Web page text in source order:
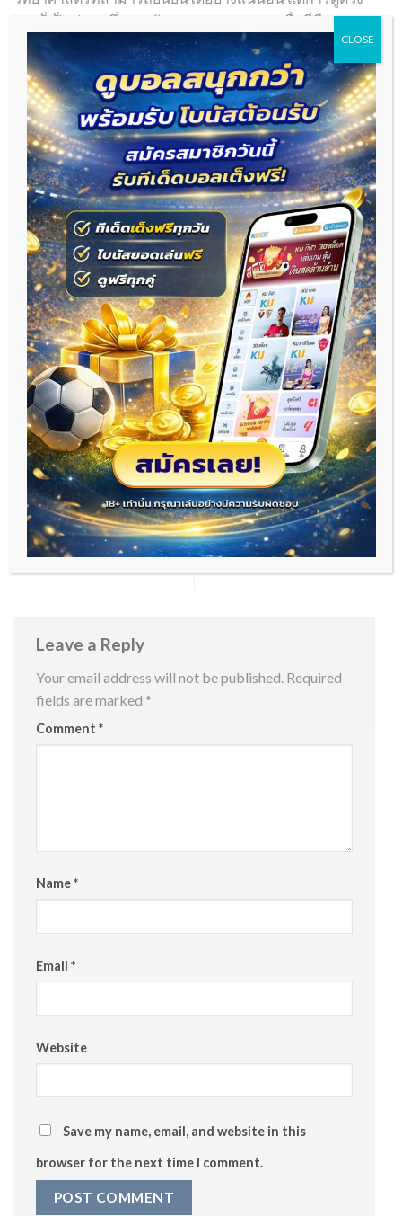
หวยก็เป็นส่วนหนึ่งของวัฒนธรรมและความเชื่อที่มีความ
สำคัญ การใช้การดูดวงหวยควรเป็นเพียงเพื่อความ
สนุกสนานและความบันเทิง และไม่ควรยึดติดหรือใช้เป็นวิธี
การตัดสินใจที่สำคัญในชีวิต
การดูดวงหวยจึงเป็นศาสตร์ที่น่าสนใจและมีความหลาก
หลาย เป็นเรื่องของความเชื่อและโชคลาภที่มีบทบาทสำคัญ
ในวัฒนธรรมและสังคม การดูดวงหวยไม่ใช่แค่เรื่องของ
การเสี่ยงโชค แต่ยังสะท้อนถึงความเชื่อและวัฒนธรรมที่
หลากหลายของคนในแต่ละพื้นที่อย่างชัดเจน
This entry was posted inหวย. Bookmark thepermalink.
ADMIN
หวยใต้ดิน การเดิมพันที่แพร่
หลายและเป็นที่นิยมในสังคม
ฟุตบอลยูโร การแข่งขันระดับ
ทวีปที่เต็มไปด้วยความฝัน
Leave a Reply
Your email address will not be published. Required
fields are marked *
Comment *
Name*
Email *
Website
Save my name, email, and website in this
browser for the next time I comment.
CLOSE